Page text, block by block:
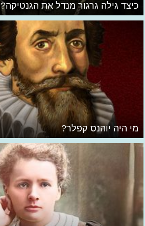
כיצד גילה גרגור מנדל את הגנטיקה?
מי היה יוהנס קפלר?